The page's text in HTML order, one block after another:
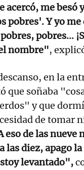
acercó, me besó
pobres'. Y yo me
pobres...
nombre",
en la
que soñaba
y que
de tomar
eso de las nueve
las diez, apago
levantado",